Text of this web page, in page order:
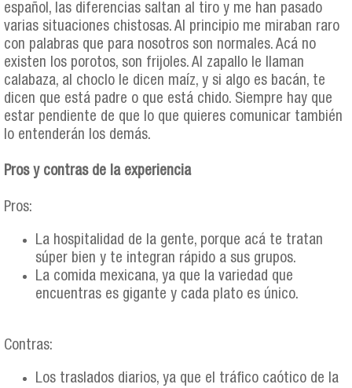
español, las diferencias saltan al tiro y me han pasado
varias situaciones chistosas. Al principio me miraban raro
con palabras que para nosotros son normales. Acá no
existen los porotos, son frijoles. Al zapallo le llaman
calabaza, al choclo le dicen maíz, y si algo es bacán, te
dicen que está padre o que está chido. Siempre hay que
estar pendiente de que lo que quieres comunicar también
lo entenderán los demás.
Pros y contras de la experiencia
Pros:
La hospitalidad de la gente, porque acá te tratan
súper bien y te integran rápido a sus grupos.
La comida mexicana, ya que la variedad que
encuentras es gigante y cada plato es único.
Contras:
Los traslados diarios, ya que el tráfico caótico de la